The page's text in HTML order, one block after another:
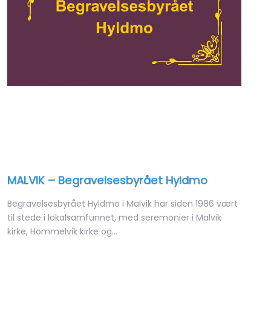
MALVIK – Begravelsesbyrået Hyldmo
Begravelsesbyrået Hyldmo i Malvik har siden 1986 vært
til stede i lokalsamfunnet, med seremonier i Malvik
kirke, Hommelvik kirke og…